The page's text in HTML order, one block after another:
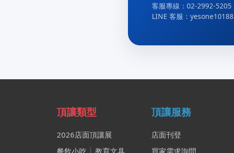
客服專線：02-2992-5205
LINE 客服：yesone10188
頂讓類型
2026店面頂讓展
餐飲小吃
教育文具
頂讓服務
店面刊登
買家需求詢問